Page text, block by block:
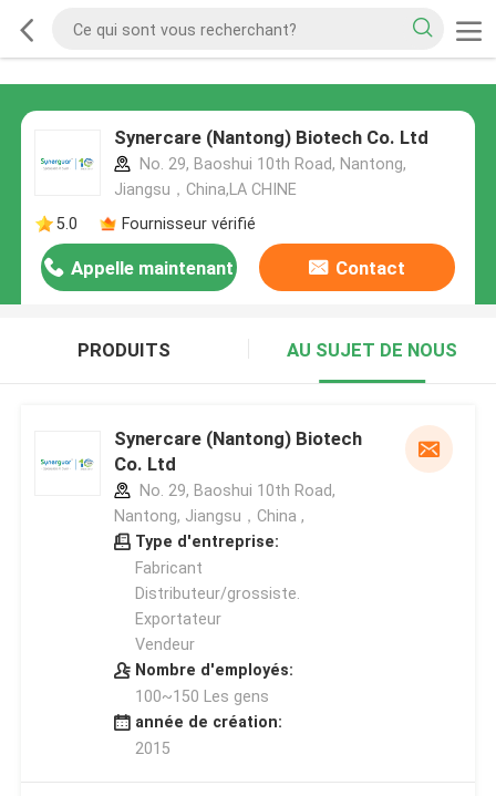
Synercare (Nantong) Biotech Co. Ltd
No. 29, Baoshui 10th Road, Nantong,
Jiangsu，China,LA CHINE
5.0
Fournisseur vérifié
Appelle maintenant Contact
PRODUITS AU SUJET DE NOUS
Synercare (Nantong) Biotech
Co. Ltd
No. 29, Baoshui 10th Road,
Nantong, Jiangsu，China ,
Type d'entreprise:
Fabricant
Distributeur/grossiste.
Exportateur
Vendeur
Nombre d'employés:
100~150 Les gens
année de création:
2015